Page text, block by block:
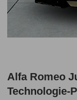
Alfa Romeo
Technologie-